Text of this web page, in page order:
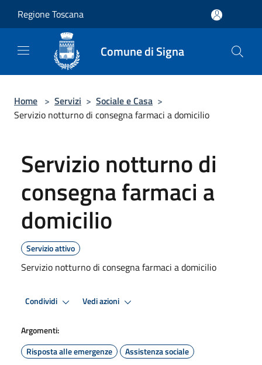
Regione Toscana
Comune di Signa
Home > Servizi > Sociale e Casa >
Servizio notturno di consegna farmaci a domicilio
Servizio notturno di
consegna farmaci a
domicilio
Servizio attivo
Servizio notturno di consegna farmaci a domicilio
Condividi Vedi azioni
Argomenti:
Risposta alle emergenze
Assistenza sociale